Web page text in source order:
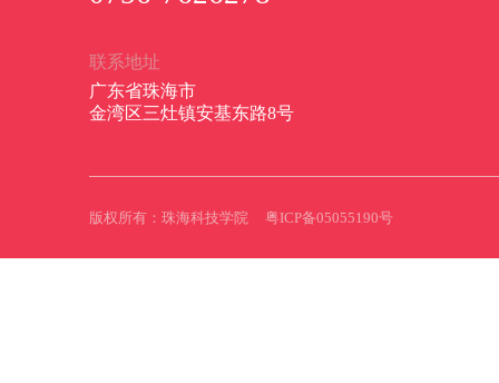
联系地址
广东省珠海市
金湾区三灶镇安基东路8号
版权所有：珠海科技学院 粤ICP备05055190号